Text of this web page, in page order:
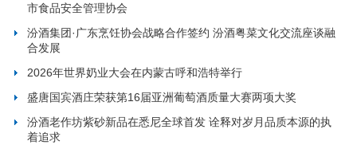
市食品安全管理协会
汾酒集团·广东烹饪协会战略合作签约 汾酒粤菜文化交流座谈融
合发展
2026年世界奶业大会在内蒙古呼和浩特举行
盛唐国宾酒庄荣获第16届亚洲葡萄酒质量大赛两项大奖
汾酒老作坊紫砂新品在悉尼全球首发 诠释对岁月品质本源的执
着追求